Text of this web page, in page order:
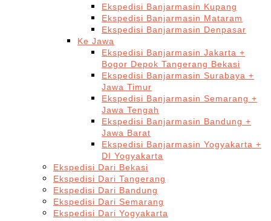
Ekspedisi Banjarmasin Kupang
Ekspedisi Banjarmasin Mataram
Ekspedisi Banjarmasin Denpasar
Ke Jawa
Ekspedisi Banjarmasin Jakarta +
Bogor Depok Tangerang Bekasi
Ekspedisi Banjarmasin Surabaya +
Jawa Timur
Ekspedisi Banjarmasin Semarang +
Jawa Tengah
Ekspedisi Banjarmasin Bandung +
Jawa Barat
Ekspedisi Banjarmasin Yogyakarta +
DI Yogyakarta
Ekspedisi Dari Bekasi
Ekspedisi Dari Tangerang
Ekspedisi Dari Bandung
Ekspedisi Dari Semarang
Ekspedisi Dari Yogyakarta